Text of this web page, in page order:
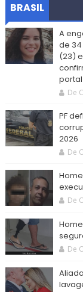
BRASIL
A
de
(23)
portal
De
PF
2026
De
De
De